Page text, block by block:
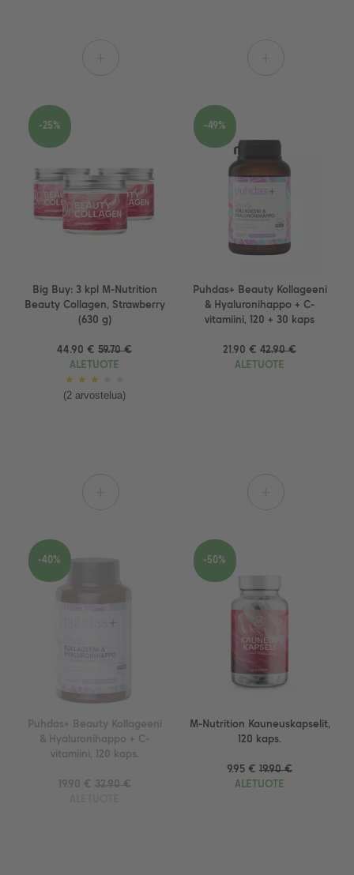
Big Buy: 3 kpl M-Nutrition
Beauty Collagen, Strawberry
(630 g)
44.90 € 59.70 €
ALETUOTE
★ ★ ★
(2 arvostelua)
-25%
Puhdas+ Beauty Kollageeni
& Hyaluronihappo + C-
vitamiini, 120 + 30 kaps
21.90 € 42.90 €
ALETUOTE
-49%
Puhdas+ Beauty Kollageeni
& Hyaluronihappo + C-
vitamiini, 120 kaps.
19.90 € 32.90 €
-40%
M-Nutrition Kauneuskapselit,
120 kaps.
9.95 € 19.90 €
ALETUOTE
-50%